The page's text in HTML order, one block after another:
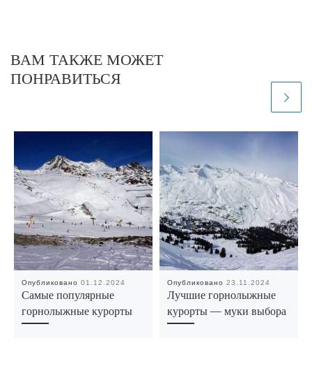
ВАМ ТАКЖЕ МОЖЕТ
ПОНРАВИТЬСЯ
Опубликовано01.12.2024
Самые популярные
горнолыжные курорты
Опубликовано23.11.2024
Лучшие горнолыжные
курорты — муки выбора